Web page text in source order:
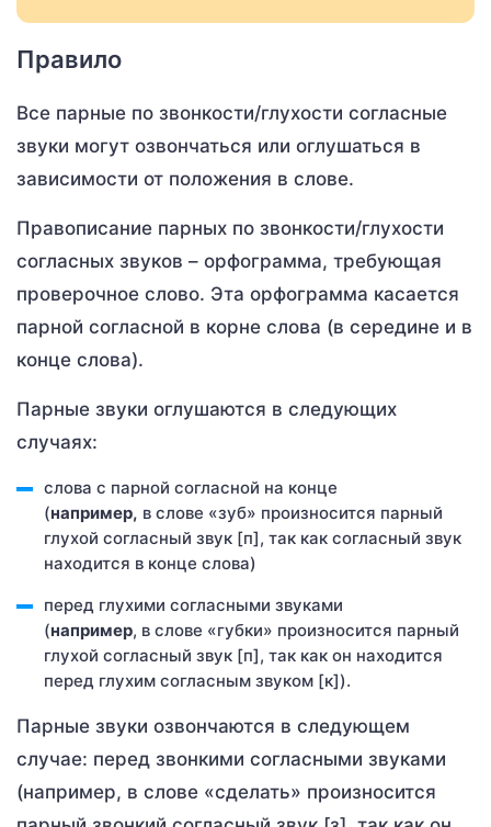
Правило
Все парные по звонкости/глухости согласные
звуки могут озвончаться или оглушаться в
зависимости от положения в слове.
Правописание парных по звонкости/глухости
согласных звуков – орфограмма, требующая
проверочное слово. Эта орфограмма касается
парной согласной в корне слова (в середине и в
конце слова).
Парные звуки оглушаются в следующих
случаях:
слова с парной согласной на конце
(например, в слове «зуб» произносится парный
глухой согласный звук [п], так как согласный звук
находится в конце слова)
перед глухими согласными звуками
(например, в слове «губки» произносится парный
глухой согласный звук [п], так как он находится
перед глухим согласным звуком [к]).
Парные звуки озвончаются в следующем
случае: перед звонкими согласными звуками
(например, в слове «сделать» произносится